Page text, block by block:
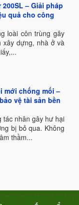
– Giải pháp
quả cho công
loài côn trùng gây
xây dựng, nhà ở và
mới chống mối –
vệ tài sản bền
tác nhân gây hư hại
bị bỏ qua. Không
thầm...